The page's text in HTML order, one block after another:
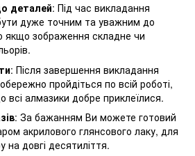
деталей: Під час викладання
дуже точним та уважним до
якщо зображення складне чи
: Після завершення викладання
пройдіться по всій роботі,
алмазики добре приклеїлися.
: За бажанням Ви можете готовий
акрилового глянсового лаку, для
на довгі десятиліття.